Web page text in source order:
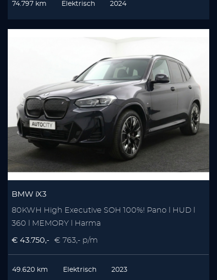
74.797 km Elektrisch 2024
BMW iX3
80KWH High Executive SOH 100%! Pano l HUD l
360 l MEMORY l Harma
€ 43.750,- € 763,- p/m
49.620 km Elektrisch 2023